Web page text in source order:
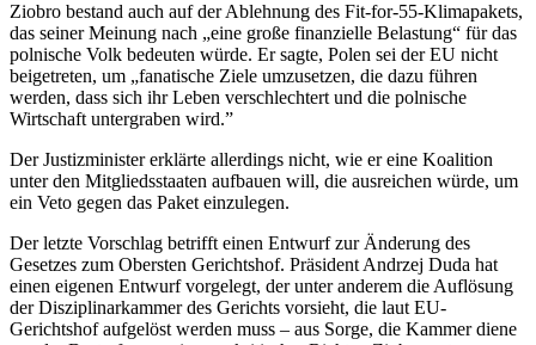
Ziobro bestand auch auf der Ablehnung des Fit-for-55-Klimapakets,
das seiner Meinung nach „eine große finanzielle Belastung“ für das
polnische Volk bedeuten würde. Er sagte, Polen sei der EU nicht
beigetreten, um „fanatische Ziele umzusetzen, die dazu führen
werden, dass sich ihr Leben verschlechtert und die polnische
Wirtschaft untergraben wird.”
Der Justizminister erklärte allerdings nicht, wie er eine Koalition
unter den Mitgliedsstaaten aufbauen will, die ausreichen würde, um
ein Veto gegen das Paket einzulegen.
Der letzte Vorschlag betrifft einen Entwurf zur Änderung des
Gesetzes zum Obersten Gerichtshof. Präsident Andrzej Duda hat
einen eigenen Entwurf vorgelegt, der unter anderem die Auflösung
der Disziplinarkammer des Gerichts vorsieht, die laut EU-
Gerichtshof aufgelöst werden muss – aus Sorge, die Kammer diene